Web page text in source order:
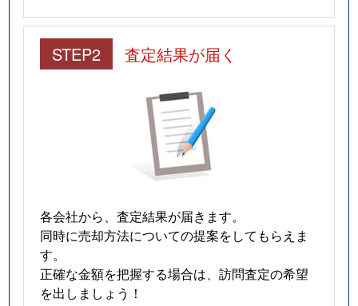
STEP2 査定結果が届く
各会社から、査定結果が届きます。
同時に売却方法についての提案をしてもらえま
す。
正確な金額を把握する場合は、訪問査定の希望
を出しましょう！